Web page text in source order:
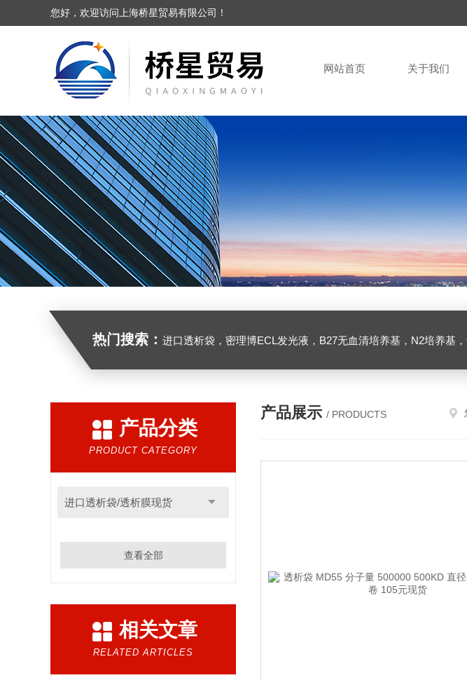
您好，欢迎访问上海桥星贸易有限公司！
网站首页 关于我们
热门搜索： 进口透析袋，密理博ECL发光液，B27无血清培养基，N2培养基，紫外酶标板，Gibco胶原酶，Trizol一步法试剂，反转录酶试剂盒，脂质体2000转染试
产品分类
PRODUCT CATEGORY
进口透析袋/透析膜现货
查看全部
相关文章
RELATED ARTICLES
产品展示 / PRODUCTS